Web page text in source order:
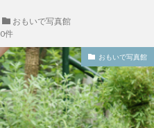
おもいで写真館
0件
おもいで写真館